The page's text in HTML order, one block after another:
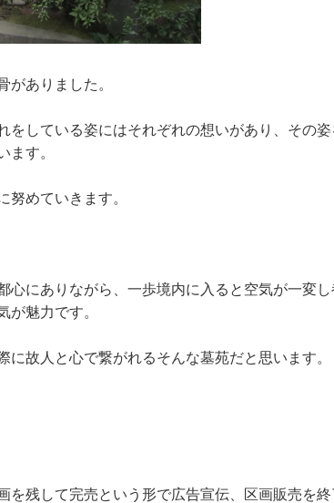
がありました。
をしている姿にはそれぞれの想いがあり、その姿
ます。
努めていきます。
心にありながら、一歩境内に入ると空気が一変し
が魅力です。
故人と心で繋がれるそんな墓苑だと思います。
を残して完売という形で広告宣伝、区画販売を終